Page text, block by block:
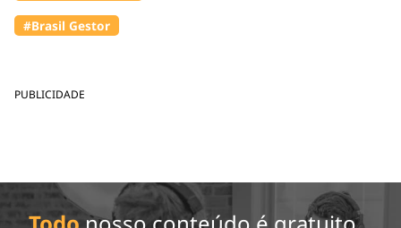
PUBLICIDADE
#Brasil Gestor